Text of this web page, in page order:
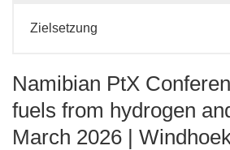
Zielsetzung
Namibian PtX
fuels from hydrogen
March 2026 |